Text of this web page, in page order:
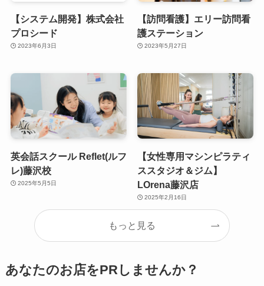
【システム開発】株式会社
プロシード
2023年6月3日
【訪問看護】エリー訪問看
護ステーション
2023年5月27日
英会話スクール Reflet(ルフ
レ)藤沢校
2025年5月5日
【女性専用マシンピラティ
ススタジオ＆ジム】
LOrena藤沢店
2025年2月16日
もっと見る
あなたのお店をPRしませんか？